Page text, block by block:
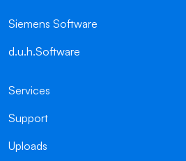
Siemens Software
d.u.h.Software
Services
Support
Uploads